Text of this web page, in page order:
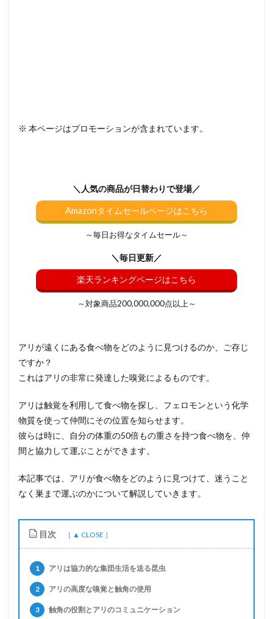
※ 本ページはプロモーションが含まれています。
＼人気の商品が日替わりで登場／
Amazonタイムセールページはこちら
～毎日お得なタイムセール～
＼毎日更新／
楽天ランキングページはこちら
～対象商品200,000,000点以上～
アリが遠くにある食べ物をどのように見つけるのか、ご存じ
ですか？
これはアリの非常に発達した嗅覚によるものです。
アリは触覚を利用して食べ物を探し、フェロモンという化学
物質を使って仲間にその位置を知らせます。
彼らは時に、自分の体重の50倍もの重さを持つ食べ物を、仲
間と協力して運ぶことができます。
本記事では、アリが食べ物をどのように見つけて、迷うこと
なく巣まで運ぶのかについて解説していきます。
目次
1 アリは協力的な集団生活を送る昆虫
2 アリの高度な嗅覚と触角の使用
3 触角の役割とアリのコミュニケーション